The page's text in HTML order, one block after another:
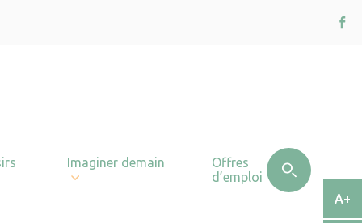
Imaginer demain
Offres
d’emploi
A+